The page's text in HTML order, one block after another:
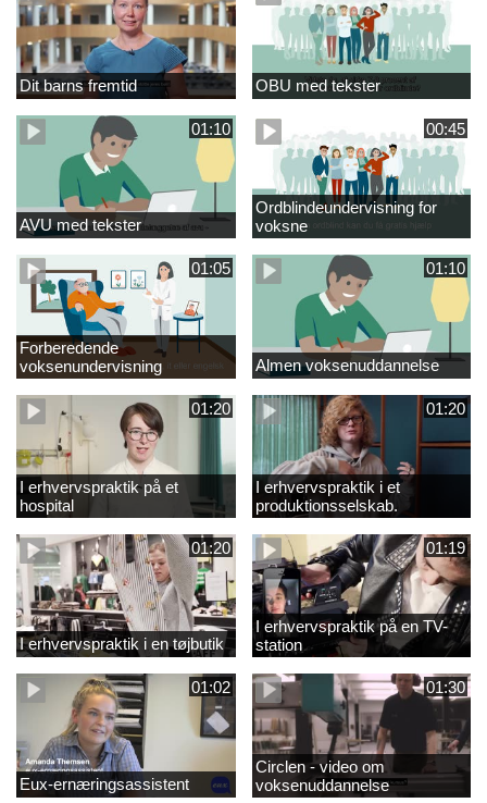
Dit barns fremtid OBU med tekster
01:10
AVU med tekster
00:45
Ordblindeundervisning for
voksne
01:05
Forberedende
voksenundervisning
01:10
Almen voksenuddannelse
01:20
I erhvervspraktik på et
hospital
01:20
I erhvervspraktik i et
produktionsselskab.
01:20
I erhvervspraktik i en tøjbutik
01:19
I erhvervspraktik på en TV-
station
01:02
Eux-ernæringsassistent
01:30
Circlen - video om
voksenuddannelse